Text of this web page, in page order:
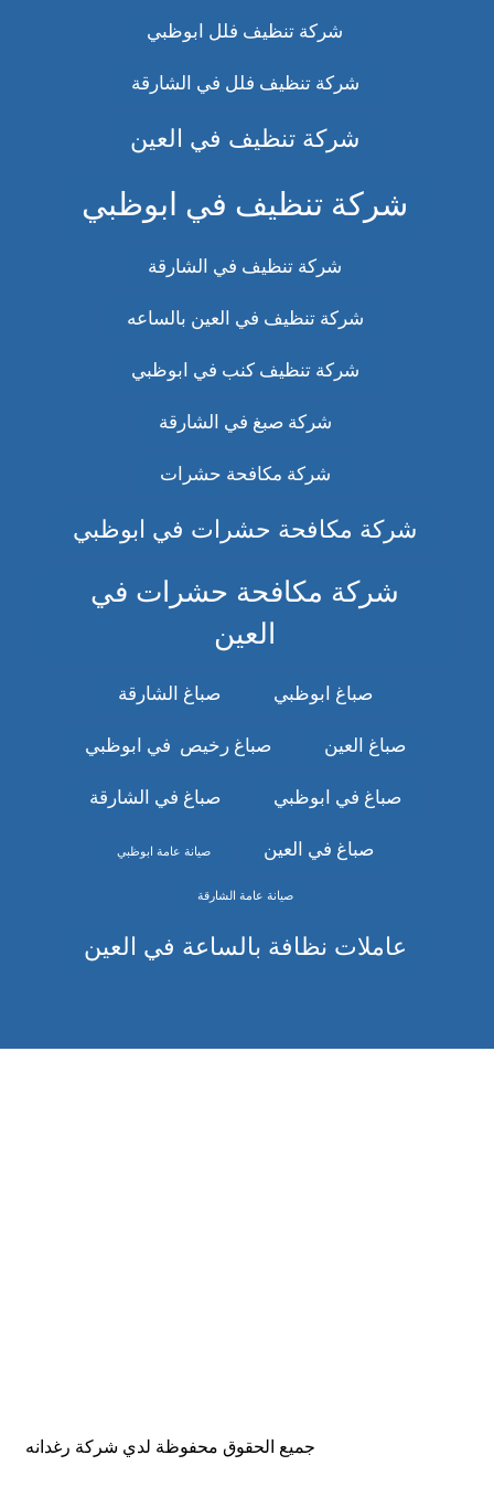
شركة تنظيف فلل ابوظبي
شركة تنظيف فلل في الشارقة
شركة تنظيف في العين
شركة تنظيف في ابوظبي
شركة تنظيف في الشارقة
شركة تنظيف في العين بالساعه
شركة تنظيف كنب في ابوظبي
شركة صبغ في الشارقة
شركة مكافحة حشرات
شركة مكافحة حشرات في ابوظبي
شركة مكافحة حشرات في
العين
صباغ ابوظبي صباغ الشارقة
صباغ العين صباغ رخيص في ابوظبي
صباغ في ابوظبي صباغ في الشارقة
صباغ في العين صيانة عامة ابوظبي
صيانة عامة الشارقة
عاملات نظافة بالساعة في العين
جميع الحقوق محفوظة لدي شركة رغدانه